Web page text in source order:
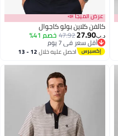
عرض الميجا 📣
كالفن كلاين بولو كاجوال
27.90
47.92خصم 41%
أقل سعر في 7 يوم
أقل سعر في 7 يوماحصل عليه خلال 12 - 13